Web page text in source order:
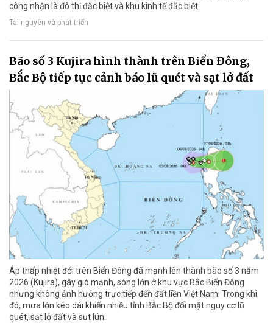
công nhận là đô thị đặc biệt và khu kinh tế đặc biệt.
Tài nguyên và phát triển
Bão số 3 Kujira hình thành trên Biển Đông,
Bắc Bộ tiếp tục cảnh báo lũ quét và sạt lở đất
Áp thấp nhiệt đới trên Biển Đông đã mạnh lên thành bão số 3 năm
2026 (Kujira), gây gió mạnh, sóng lớn ở khu vực Bắc Biển Đông
nhưng không ảnh hưởng trực tiếp đến đất liền Việt Nam. Trong khi
đó, mưa lớn kéo dài khiến nhiều tỉnh Bắc Bộ đối mặt nguy cơ lũ
quét, sạt lở đất và sụt lún.